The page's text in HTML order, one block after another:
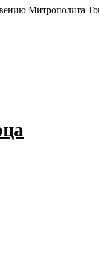
Митрополита